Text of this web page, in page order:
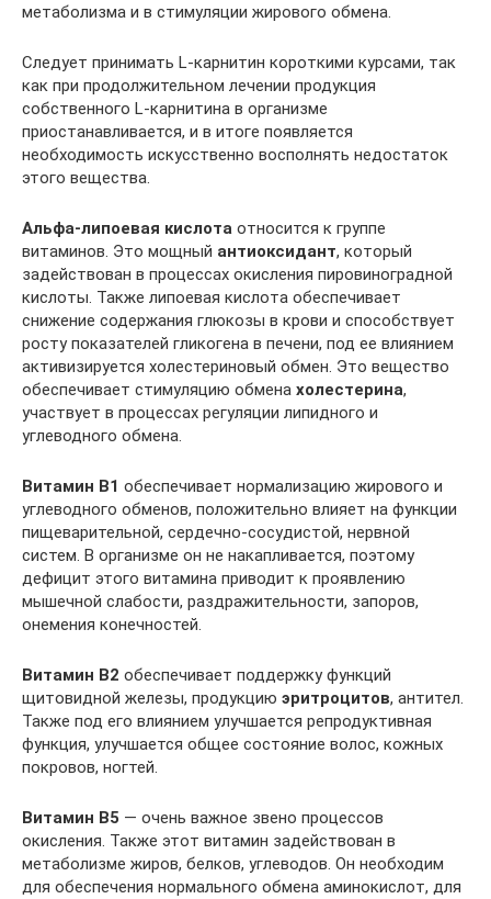
метаболизма и в стимуляции жирового обмена.
Следует принимать L-карнитин короткими курсами, так
как при продолжительном лечении продукция
собственного L-карнитина в организме
приостанавливается, и в итоге появляется
необходимость искусственно восполнять недостаток
этого вещества.
Альфа-липоевая кислота относится к группе
витаминов. Это мощный антиоксидант, который
задействован в процессах окисления пировиноградной
кислоты. Также липоевая кислота обеспечивает
снижение содержания глюкозы в крови и способствует
росту показателей гликогена в печени, под ее влиянием
активизируется холестериновый обмен. Это вещество
обеспечивает стимуляцию обмена холестерина,
участвует в процессах регуляции липидного и
углеводного обмена.
Витамин В1 обеспечивает нормализацию жирового и
углеводного обменов, положительно влияет на функции
пищеварительной, сердечно-сосудистой, нервной
систем. В организме он не накапливается, поэтому
дефицит этого витамина приводит к проявлению
мышечной слабости, раздражительности, запоров,
онемения конечностей.
Витамин B2 обеспечивает поддержку функций
щитовидной железы, продукцию эритроцитов, антител.
Также под его влиянием улучшается репродуктивная
функция, улучшается общее состояние волос, кожных
покровов, ногтей.
Витамин В5 — очень важное звено процессов
окисления. Также этот витамин задействован в
метаболизме жиров, белков, углеводов. Он необходим
для обеспечения нормального обмена аминокислот, для